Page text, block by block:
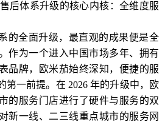
后体系升级的核心内核：全维度服
的全面升级，最直观的成果便是全
作为一个进入中国市场多年、拥有
品牌，欧米茄始终深知，便捷的服
第一前提。在 2026 年的升级中，欧
的服务门店进行了硬件与服务的双
新一线、二三线重点城市的服务网